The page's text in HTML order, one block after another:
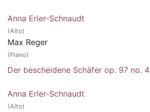
Anna Erler-Schnaudt
(Alto)
Max Reger
(Piano)
Der bescheidene Schäfer op. 97 no. 4
Anna Erler-Schnaudt
(Alto)